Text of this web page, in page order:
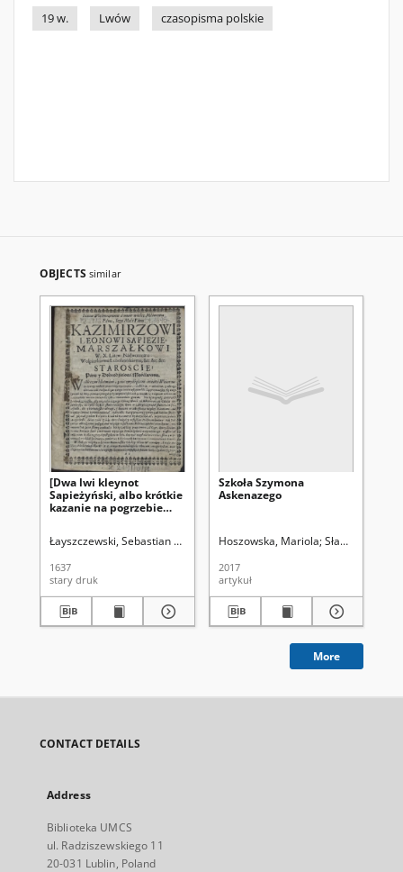
19 w.
Lwów czasopisma polskie
OBJECTS similar
[Dwa lwi kleynot
Sapieżyński, albo krótkie
kazanie na pogrzebie
wielmożnego [...] Leona
wileńskiego [...] miane w
dzień pogrzebu [...]]
Łayszczewski, Sebastian (?-1635)
1637
stary druk
Szkoła Szymona
Askenazego
Hoszowska, Mariola Słapek
2017
artykuł
More
CONTACT DETAILS
Address
Biblioteka UMCS
ul. Radziszewskiego 11
20-031 Lublin, Poland